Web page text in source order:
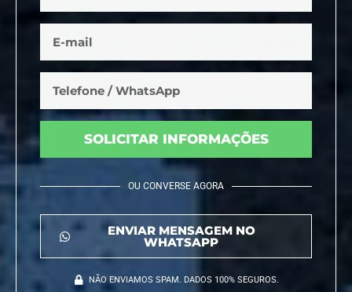
SOLICITAR INFORMAÇÕES
OU CONVERSE AGORA
ENVIAR MENSAGEM NO
WHATSAPP
NÃO ENVIAMOS SPAM. DADOS 100% SEGUROS.